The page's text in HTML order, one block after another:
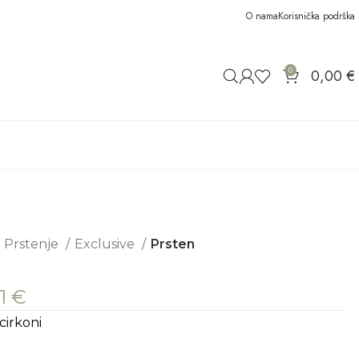
O namaKorisnička podrška
0 0,00 €
Prstenje Exclusive Prsten
€